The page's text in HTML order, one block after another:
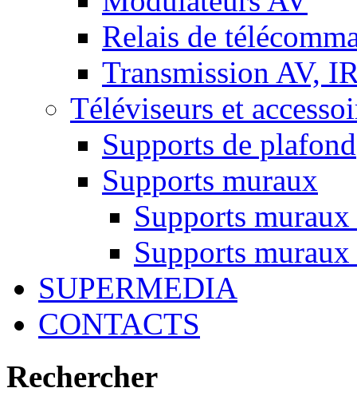
Relais de
Transmission AV,
Téléviseurs et
Supports de plafond
Supports muraux
Supports
Supports
SUPERMEDIA
CONTACTS
Rechercher